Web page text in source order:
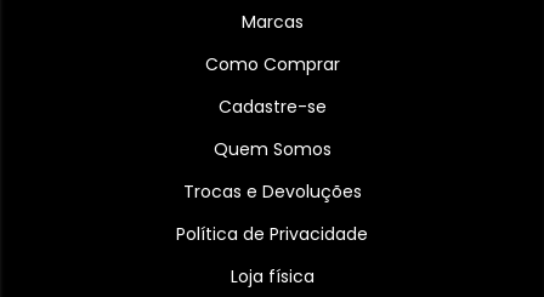
Marcas
Como Comprar
Cadastre-se
Quem Somos
Trocas e Devoluções
Política de Privacidade
Loja física